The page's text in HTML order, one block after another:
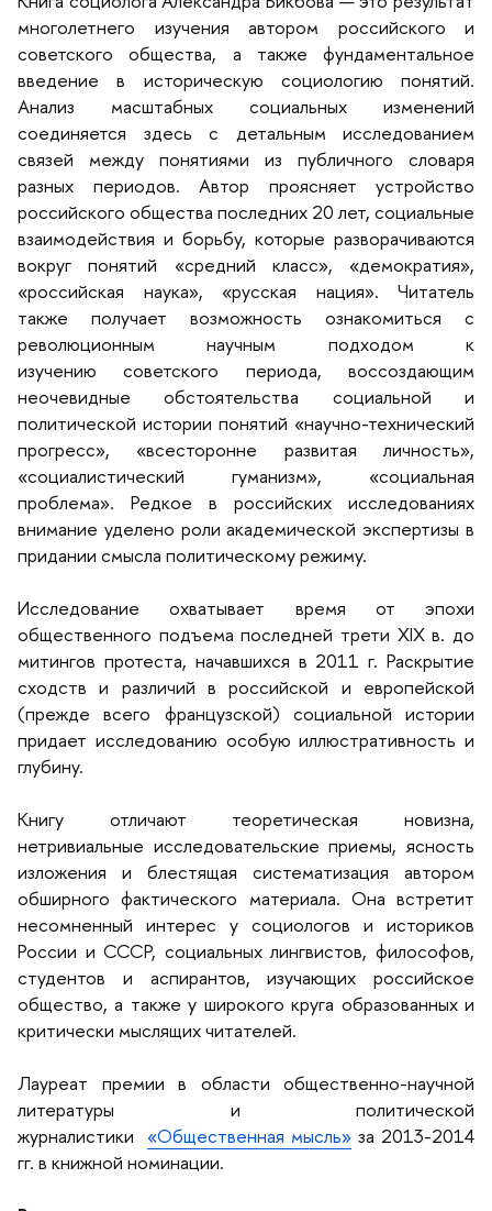
многолетнего изучения автором российского и
советского общества, а также фундаментальное
едение в историческую социологию понятий.
Анализ масштабных социальных изменений
соединяется здесь с детальным исследованием
связей между понятиями из публичного словаря
разных периодов. Автор проясняет устройство
российского общества последних 20 лет, социальные
заимодействия и борьбу, которые разворачиваются
округ понятий «средний класс», «демократия»,
«российская наука», «русская нация». Читатель
также получает возможность ознакомиться с
революционным научным подходом к
изучению советского периода, воссоздающим
неочевидные обстоятельства социальной и
политической истории понятий «научно-технический
прогресс», «всесторонне развитая личность»,
«социалистический гуманизм», «социальная
проблема». Редкое в российских исследованиях
нимание уделено роли академической экспертизы
придании смысла политическому режиму.
Исследование охватывает время от эпохи
общественного подъема последней трети XIX в. до
митингов протеста, начавшихся в 2011 г. Раскрытие
сходств и различий в российской и европейской
(прежде всего французской) социальной истории
придает исследованию особую иллюстративность и
лубину.
Книгу отличают теоретическая новизна,
нетривиальные исследовательские приемы, ясность
изложения и блестящая систематизация автором
обширного фактического материала. Она встретит
несомненный интерес у социологов и историко
России и СССР, социальных лингвистов, философов,
студентов и аспирантов, изучающих российское
общество, а также у широкого круга образованных и
критически мыслящих читателей.
Лауреат премии в области общественно-научной
литературы и политической
журналистики
«Общественная мысль» за 2013-2014
. в книжной номинации.